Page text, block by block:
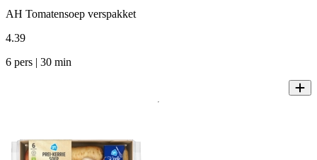
AH Tomatensoep verspakket
4.39
6 pers | 30 min